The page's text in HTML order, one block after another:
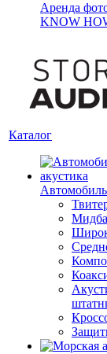
Аренда
KNOW
Каталог